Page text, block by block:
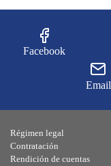
Facebook
Email
Régimen legal
Contratación
Rendición de cuentas